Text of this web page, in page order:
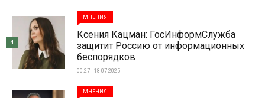
МНЕНИЯ
Ксения Кацман: ГосИнформСлужба
защитит Россию от информационных
беспорядков
00:27 | 18-07-2025
4
МНЕНИЯ